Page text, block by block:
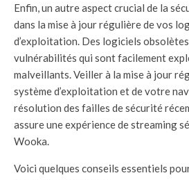
Enfin, un autre aspect crucial de la
dans la mise à jour régulière de vos
d’exploitation. Des logiciels
vulnérabilités qui sont facilement
malveillants. Veiller à la mise à jour
système d’exploitation et de votre
résolution des failles de sécurité
assure une expérience de streaming
Wooka.
Voici quelques conseils essentiels